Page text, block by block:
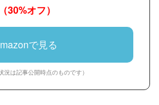
（30%オフ）
で見る
況は記事公開時点のものです）